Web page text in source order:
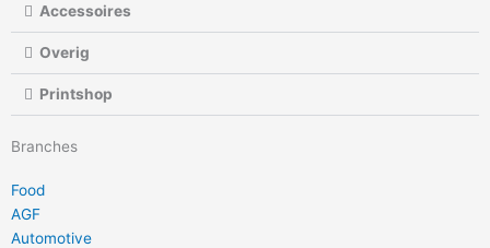
Accessoires
Overig
Printshop
Branches
Food
AGF
Automotive